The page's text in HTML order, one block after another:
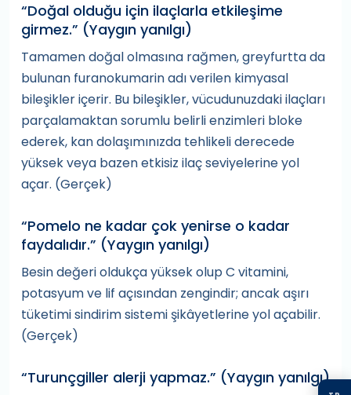
“Doğal olduğu için ilaçlarla etkileşime
girmez.” (Yaygın yanılgı)
Tamamen doğal olmasına rağmen, greyfurtta da
bulunan furanokumarin adı verilen kimyasal
bileşikler içerir. Bu bileşikler, vücudunuzdaki ilaçları
parçalamaktan sorumlu belirli enzimleri bloke
ederek, kan dolaşımınızda tehlikeli derecede
yüksek veya bazen etkisiz ilaç seviyelerine yol
açar. (Gerçek)
“Pomelo ne kadar çok yenirse o kadar
faydalıdır.” (Yaygın yanılgı)
Besin değeri oldukça yüksek olup C vitamini,
potasyum ve lif açısından zengindir; ancak aşırı
tüketimi sindirim sistemi şikâyetlerine yol açabilir.
(Gerçek)
“Turunçgiller alerji yapmaz.” (Yaygın yanılgı)